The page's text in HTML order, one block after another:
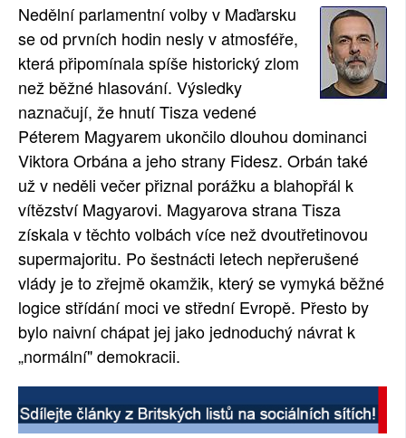
Nedělní parlamentní volby v Maďarsku
se od prvních hodin nesly v atmosféře,
která připomínala spíše historický zlom
než běžné hlasování. Výsledky
naznačují, že hnutí Tisza vedené
Péterem Magyarem ukončilo dlouhou dominanci
Viktora Orbána a jeho strany Fidesz. Orbán také
už v neděli večer přiznal porážku a blahopřál k
vítězství Magyarovi. Magyarova strana Tisza
získala v těchto volbách více než dvoutřetinovou
supermajoritu. Po šestnácti letech nepřerušené
vlády je to zřejmě okamžik, který se vymyká běžné
logice střídání moci ve střední Evropě. Přesto by
bylo naivní chápat jej jako jednoduchý návrat k
„normální" demokracii.